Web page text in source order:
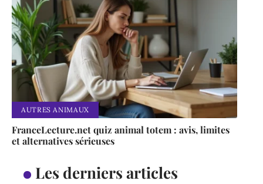
AUTRES ANIMAUX
FranceLecture.net quiz animal totem : avis, limites
et alternatives sérieuses
Les derniers articles